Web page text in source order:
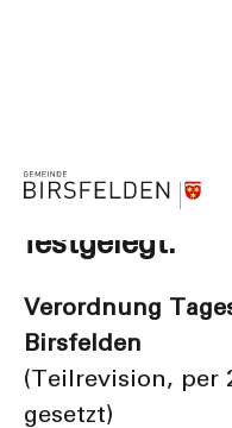
Der
den Standort
Gemeinde
festgelegt.
Verordnung
Birsfelden
(Teilrevision, per
gesetzt)